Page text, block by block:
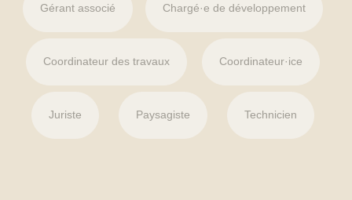
Gérant associé Chargé·e de développement
Coordinateur des travaux Coordinateur·ice
Juriste Paysagiste Technicien